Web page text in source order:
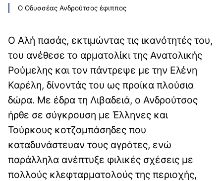
Ο Οδυσσέας Ανδρούτσος έφιππος
Ο Αλή πασάς, εκτιμώντας τις ικανότητές του,
του ανέθεσε το αρματολίκι της Ανατολικής
Ρούμελης και τον πάντρεψε με την Ελένη
Καρέλη, δίνοντάς του ως προίκα πλούσια
δώρα. Με έδρα τη Λιβαδειά, ο Ανδρούτσος
ήρθε σε σύγκρουση με Έλληνες και
Τούρκους κοτζαμπάσηδες που
καταδυνάστευαν τους αγρότες, ενώ
παράλληλα ανέπτυξε φιλικές σχέσεις με
πολλούς κλεφταρματολούς της περιοχής,